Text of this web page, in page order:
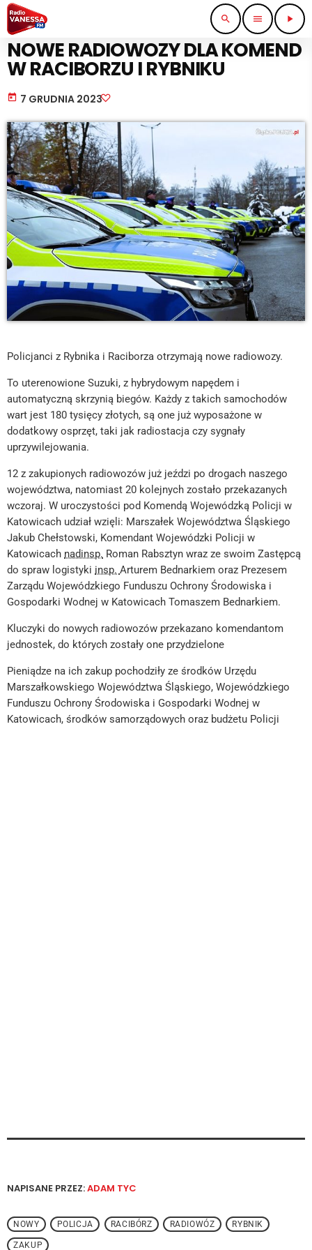
search menu play_arrow
STRAŻ I POLICJA
NOWE RADIOWOZY DLA KOMEND
W RACIBORZU I RYBNIKU
today 7 GRUDNIA 2023
Policjanci z Rybnika i Raciborza otrzymają nowe radiowozy.
To uterenowione Suzuki, z hybrydowym napędem i
automatyczną skrzynią biegów. Każdy z takich samochodów
wart jest 180 tysięcy złotych, są one już wyposażone w
dodatkowy osprzęt, taki jak radiostacja czy sygnały
uprzywilejowania.
12 z zakupionych radiowozów już jeździ po drogach naszego
województwa, natomiast 20 kolejnych zostało przekazanych
wczoraj. W uroczystości pod Komendą Wojewódzką Policji w
Katowicach udział wzięli: Marszałek Województwa Śląskiego
Jakub Chełstowski, Komendant Wojewódzki Policji w
Katowicach nadinsp. Roman Rabsztyn wraz ze swoim Zastępcą
do spraw logistyki insp. Arturem Bednarkiem oraz Prezesem
Zarządu Wojewódzkiego Funduszu Ochrony Środowiska i
Gospodarki Wodnej w Katowicach Tomaszem Bednarkiem.
Kluczyki do nowych radiowozów przekazano komendantom
jednostek, do których zostały one przydzielone
Pieniądze na ich zakup pochodziły ze środków Urzędu
Marszałkowskiego Województwa Śląskiego, Wojewódzkiego
Funduszu Ochrony Środowiska i Gospodarki Wodnej w
Katowicach, środków samorządowych oraz budżetu Policji
NAPISANE PRZEZ:ADAM TYC
NOWY POLICJA RACIBÓRZ RADIOWÓZ RYBNIK
ZAKUP